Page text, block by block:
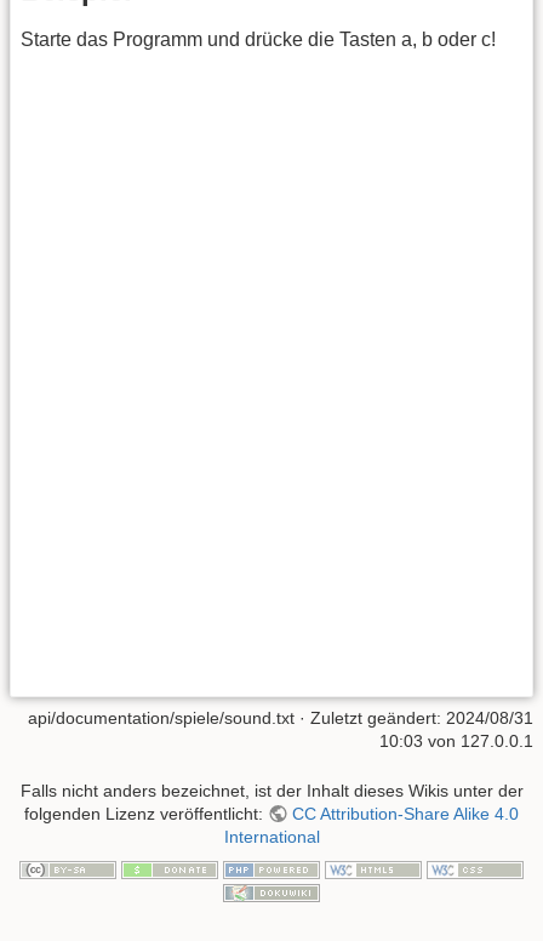
Starte das Programm und drücke die Tasten a, b oder c!
api/documentation/spiele/sound.txt · Zuletzt geändert: 2024/08/31
10:03 von 127.0.0.1
Falls nicht anders bezeichnet, ist der Inhalt dieses Wikis unter der
folgenden Lizenz veröffentlicht:
CC Attribution-Share Alike 4.0
International